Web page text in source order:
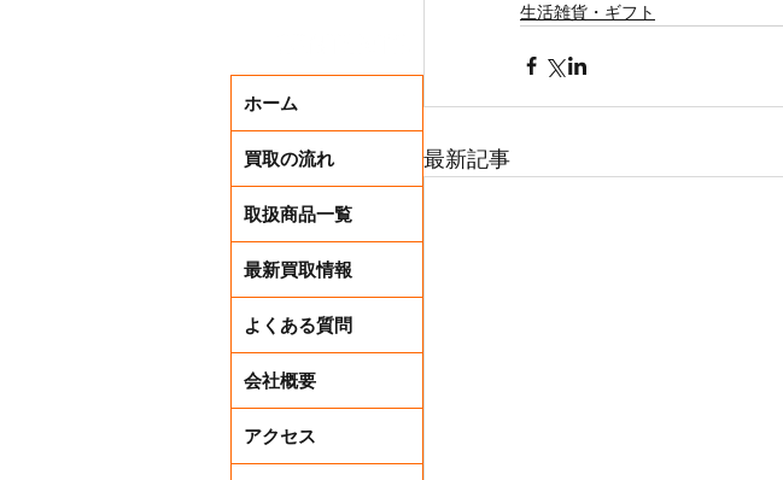
生活雑貨・ギフト
最新記事
ホーム
買取の流れ
取扱商品一覧
最新買取情報
よくある質問
会社概要
アクセス